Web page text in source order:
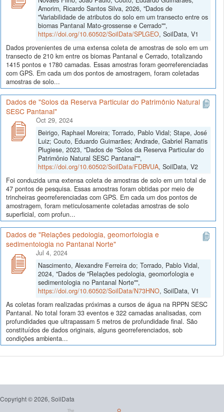
Amorim, Ricardo Santos Silva, 2026, "Dados de
"Variabilidade de atributos do solo em um transecto entre os
biomas Pantanal Mato-grossense e Cerrado"",
https://doi.org/10.60502/SoilData/SPLGEO, SoilData, V1
Dados provenientes de uma extensa coleta de amostras de solo em um
transecto de 210 km entre os biomas Pantanal e Cerrado, totalizando
1415 pontos e 1780 camadas. Essas amostras foram georreferenciadas
com GPS. Em cada um dos pontos de amostragem, foram coletadas
amostras de solo...
Dados de "Solos da Reserva Particular do Patrimônio Natural
SESC Pantanal"
Oct 29, 2024
Beirigo, Raphael Moreira; Torrado, Pablo Vidal; Stape, José
Luiz; Couto, Eduardo Guimarães; Andrade, Gabriel Ramatis
Plugiese, 2023, "Dados de "Solos da Reserva Particular do
Patrimônio Natural SESC Pantanal"",
https://doi.org/10.60502/SoilData/FDBVUA, SoilData, V2
Foi conduzida uma extensa coleta de amostras de solo em um total de
47 pontos de pesquisa. Essas amostras foram obtidas por meio de
trincheiras georreferenciadas com GPS. Em cada um dos pontos de
amostragem, foram meticulosamente coletadas amostras de solo
superficial, com profun...
Dados de "Relações pedologia, geomorfologia e
sedimentologia no Pantanal Norte"
Jul 4, 2024
Nascimento, Alexandre Ferreira do; Torrado, Pablo Vidal,
2024, "Dados de "Relações pedologia, geomorfologia e
sedimentologia no Pantanal Norte"",
https://doi.org/10.60502/SoilData/N73HNO, SoilData, V1
As coletas foram realizadas próximas a cursos de água na RPPN SESC
Pantanal. No total foram 33 eventos e 322 camadas analisadas, com
profundidades que ultrapassam 5 metros de profundidade final. São
constituídos de dados originais, alguns georreferenciados, sob
condições ambienta...
Copyright © 2026, SoilData